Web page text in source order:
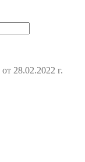
28.02.2022 г.